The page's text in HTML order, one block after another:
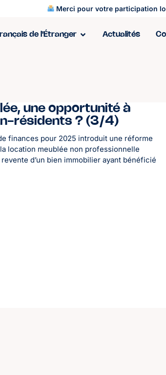
Merci pour votre participation
de l'Étranger Actualités
une opportunité à
résidents ? (3/4)
finances pour 2025 introduit une réforme
location meublée non professionnelle
d’un bien immobilier ayant bénéficié